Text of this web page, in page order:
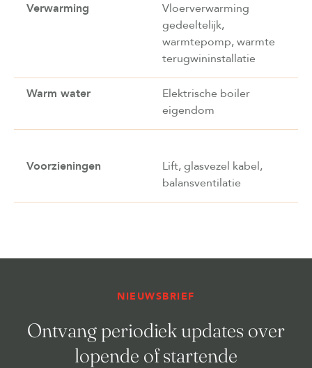
Verwarming
Vloerverwarming
gedeeltelijk,
warmtepomp, warmte
terugwininstallatie
Warm water
Elektrische boiler
eigendom
Voorzieningen
Lift, glasvezel kabel,
balansventilatie
NIEUWSBRIEF
Ontvang periodiek updates over
lopende of startende